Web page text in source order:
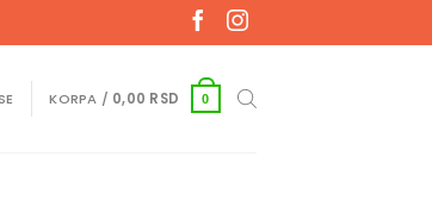
KORPA / 0,00 RSD 0